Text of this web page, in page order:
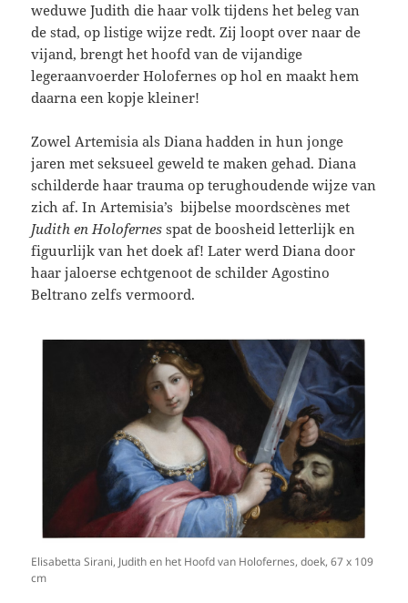
weduwe Judith die haar volk tijdens het beleg van
de stad, op listige wijze redt. Zij loopt over naar de
vijand, brengt het hoofd van de vijandige
legeraanvoerder Holofernes op hol en maakt hem
daarna een kopje kleiner!
Zowel Artemisia als Diana hadden in hun jonge
jaren met seksueel geweld te maken gehad. Diana
schilderde haar trauma op terughoudende wijze van
zich af. In Artemisia’s bijbelse moordscènes met
Judith en Holofernes spat de boosheid letterlijk en
figuurlijk van het doek af! Later werd Diana door
haar jaloerse echtgenoot de schilder Agostino
Beltrano zelfs vermoord.
Elisabetta Sirani, Judith en het Hoofd van Holofernes, doek, 67 x 109
cm